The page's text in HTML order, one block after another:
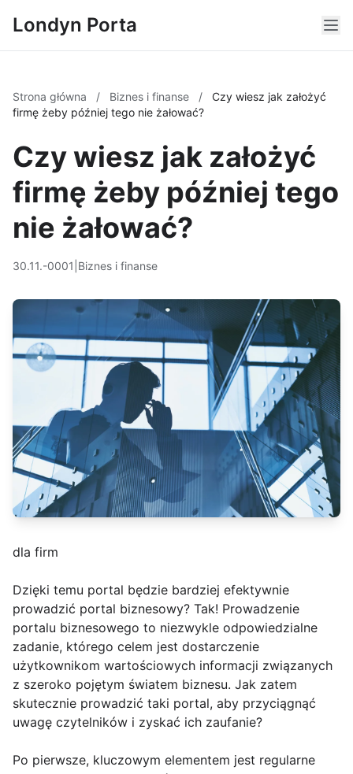
Londyn Porta
Strona główna / Biznes i finanse /
Czy wiesz jak założyć
firmę żeby później tego nie żałować?
Czy wiesz jak założyć
firmę żeby później tego
nie żałować?
30.11.-0001 Biznes i finanse
dla firm
Dzięki temu portal będzie bardziej efektywnie
prowadzić portal biznesowy? Tak! Prowadzenie
portalu biznesowego to niezwykle odpowiedzialne
zadanie, którego celem jest dostarczenie
użytkownikom wartościowych informacji związanych
z szeroko pojętym światem biznesu. Jak zatem
skutecznie prowadzić taki portal, aby przyciągnąć
uwagę czytelników i zyskać ich zaufanie?
Po pierwsze, kluczowym elementem jest regularne